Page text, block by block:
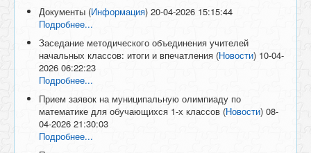
Документы (Информация) 20-04-2026 15:15:44
Подробнее...
Заседание методического объединения учителей
начальных классов: итоги и впечатления (Новости) 10-04-
2026 06:22:23
Подробнее...
Прием заявок на муниципальную олимпиаду по
математике для обучающихся 1-х классов (Новости) 08-
04-2026 21:30:03
Подробнее...